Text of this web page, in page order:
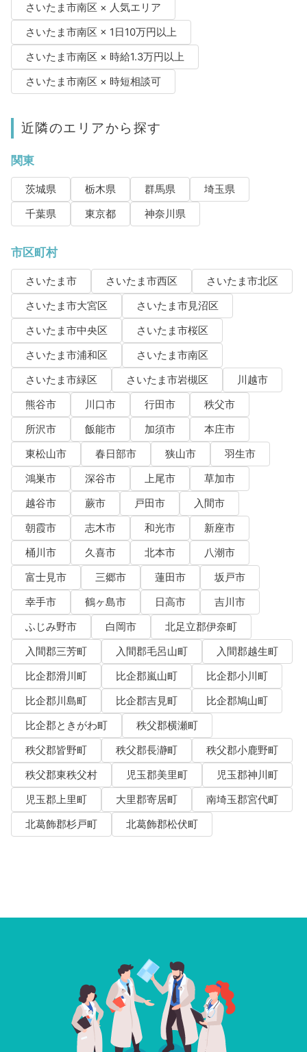
さいたま市南区 × 人気エリア
さいたま市南区 × 1日10万円以上
さいたま市南区 × 時給1.3万円以上
さいたま市南区 × 時短相談可
近隣のエリアから探す
関東
茨城県 栃木県 群馬県
埼玉県
千葉県
東京都 神奈川県
市区町村
さいたま市 さいたま市西区
さいたま市北区
さいたま市大宮区
さいたま市見沼区
さいたま市中央区
さいたま市桜区
さいたま市浦和区
さいたま市南区
さいたま市緑区
さいたま市岩槻区
川越市
熊谷市
川口市 行田市
秩父市
所沢市
飯能市 加須市
本庄市
東松山市
春日部市 狭山市
羽生市
鴻巣市
深谷市 上尾市
草加市
越谷市
蕨市 戸田市
入間市
朝霞市
志木市 和光市
新座市
桶川市
久喜市 北本市
八潮市
富士見市
三郷市 蓮田市
坂戸市
幸手市
鶴ヶ島市 日高市
吉川市
ふじみ野市
白岡市
北足立郡伊奈町
入間郡三芳町
入間郡毛呂山町
入間郡越生町
比企郡滑川町
比企郡嵐山町
比企郡小川町
比企郡川島町
比企郡吉見町
比企郡鳩山町
比企郡ときがわ町
秩父郡横瀬町
秩父郡皆野町
秩父郡長瀞町
秩父郡小鹿野町
秩父郡東秩父村
児玉郡美里町
児玉郡神川町
児玉郡上里町
大里郡寄居町
南埼玉郡宮代町
北葛飾郡杉戸町
北葛飾郡松伏町